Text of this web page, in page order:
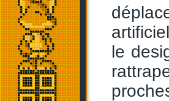
le